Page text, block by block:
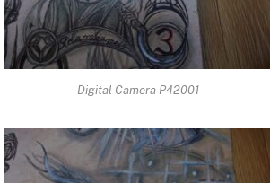
Digital Camera P42001